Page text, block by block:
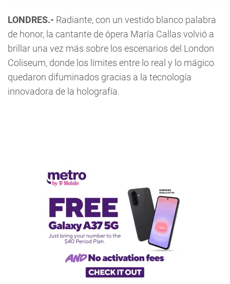
LONDRES.- Radiante, con un vestido blanco palabra
de honor, la cantante de ópera María Callas volvió a
brillar una vez más sobre los escenarios del London
Coliseum, donde los límites entre lo real y lo mágico
quedaron difuminados gracias a la tecnología
innovadora de la holografía.